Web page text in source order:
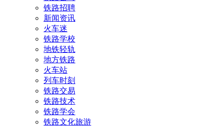
铁路招聘
新闻资讯
火车迷
铁路学校
地铁轻轨
地方铁路
火车站
列车时刻
铁路交易
铁路技术
铁路学会
铁路文化旅游